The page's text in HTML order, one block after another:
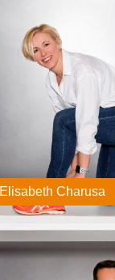
Elisabeth Charusa